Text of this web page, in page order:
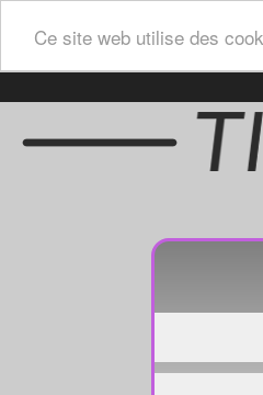
Ce site web utilise des